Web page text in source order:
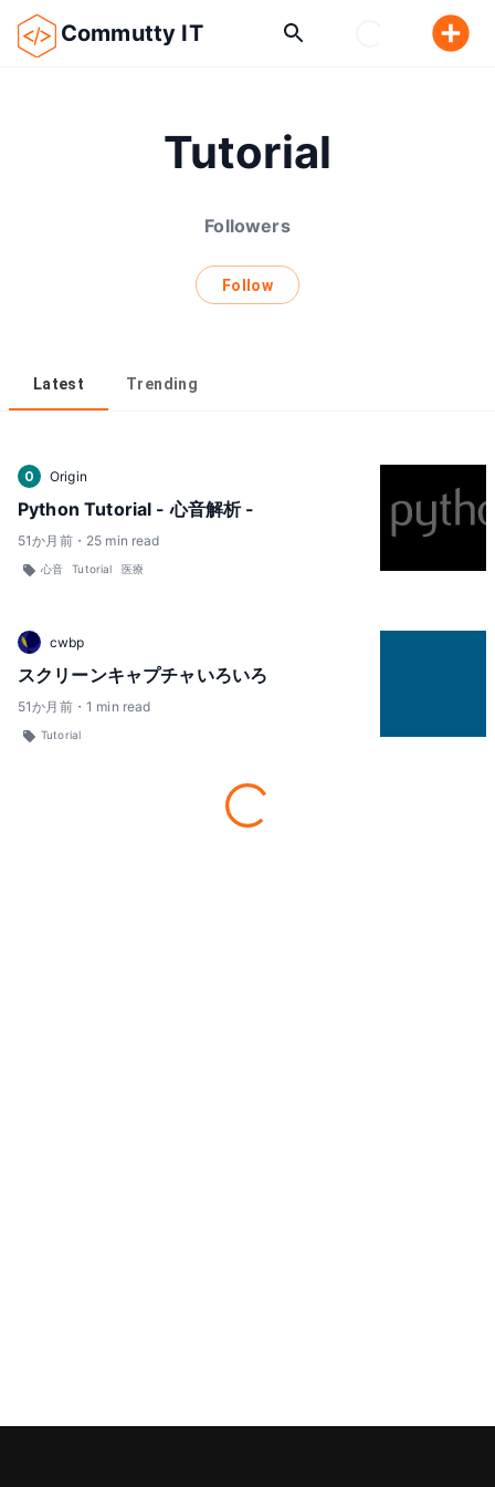
Commutty IT
Tutorial
Followers
Follow
Latest Trending
O Origin
Python Tutorial - 心音解析 -
51か月前・ 25 min read
心音 Tutorial 医療
cwbp
スクリーンキャプチャいろいろ
51か月前・ 1 min read
Tutorial